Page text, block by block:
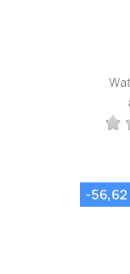
-56,62